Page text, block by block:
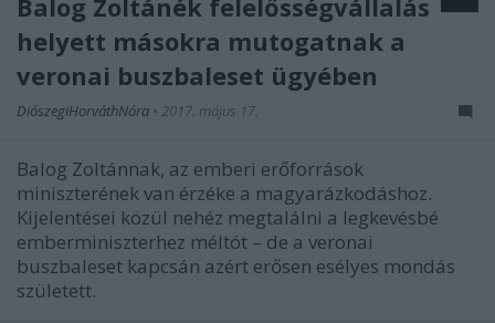
Balog Zoltánék felelősségvállalás
helyett másokra mutogatnak a
veronai buszbaleset ügyében
DiószegiHorváthNóra • 2017. május 17.
Balog Zoltánnak, az emberi erőforrások
miniszterének van érzéke a magyarázkodáshoz.
Kijelentései közül nehéz megtalálni a legkevésbé
emberminiszterhez méltót – de a veronai
buszbaleset kapcsán azért erősen esélyes mondás
született.